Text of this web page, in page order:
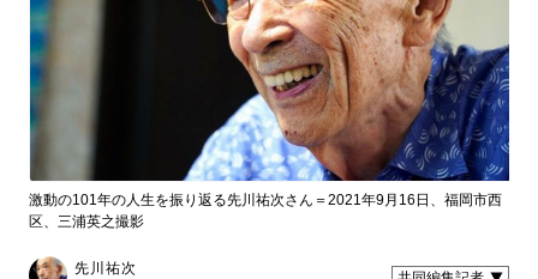
激動の101年の人生を振り返る先川祐次さん＝2021年9月16日、福岡市西
区、三浦英之撮影
先川祐次